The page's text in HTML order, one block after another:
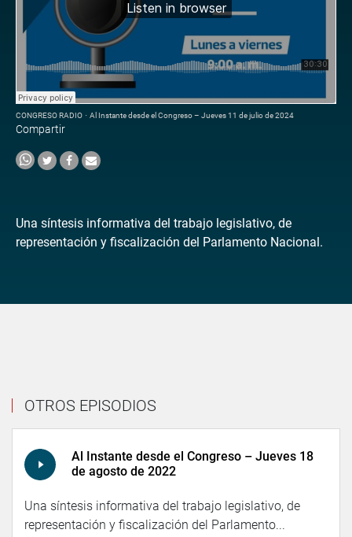
CONGRESO RADIO · Al Instante desde el Congreso – Jueves 11 de julio de 2024
Compartir
Una síntesis informativa del trabajo legislativo, de
representación y fiscalización del Parlamento Nacional.
OTROS EPISODIOS
Al Instante desde el Congreso – Jueves 18
de agosto de 2022
Una síntesis informativa del trabajo legislativo, de
representación y fiscalización del Parlamento...